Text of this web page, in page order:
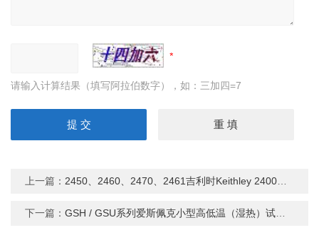
请输入计算结果（填写阿拉伯数字），如：三加四=7
上一篇： 2450、2460、2470、2461吉利时Keithley 2400系列 LCR数字源表
下一篇：GSH / GSU系列爱斯佩克小型高低温（湿热）试验箱